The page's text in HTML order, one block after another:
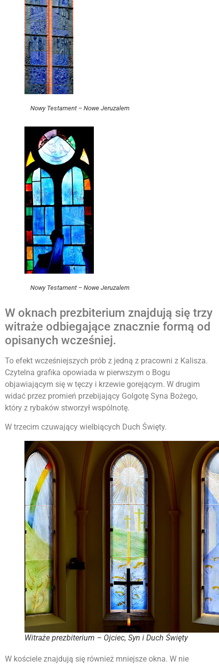
Nowy Testament – Nowe Jeruzalem
Nowy Testament – Nowe Jeruzalem
W oknach prezbiterium znajdują się trzy
witraże odbiegające znacznie formą od
opisanych wcześniej.
To efekt wcześniejszych prób z jedną z pracowni z Kalisza.
Czytelna grafika opowiada w pierwszym o Bogu
objawiającym się w tęczy i krzewie gorejącym. W drugim
widać przez promień przebijający Golgotę Syna Bożego,
który z rybaków stworzył wspólnotę.
W trzecim czuwający wielbiących Duch Święty.
Witraże prezbiterium – Ojciec, Syn i Duch Święty
W kościele znajdują się również mniejsze okna. W nie